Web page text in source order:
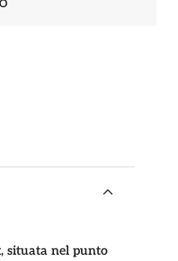
situata nel punto